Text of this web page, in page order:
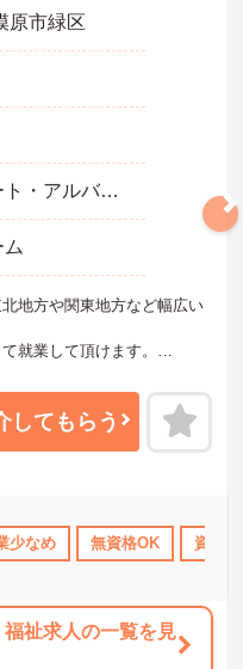
・賞与あり 社会保険完備
原市緑区
非常勤・パート・アルバイト
地方や関東地方など幅広い
就業して頂けます。
してもらう
少なめ 無資格OK 資格
祉求人の一覧を見